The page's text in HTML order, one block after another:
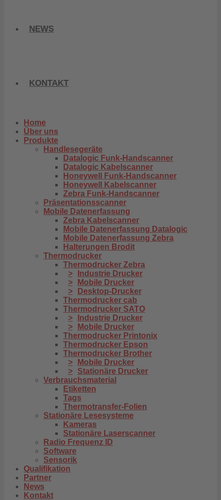
NEWS
KONTAKT
Home
Über uns
Produkte
Handlesegeräte
Datalogic Funk-Handscanner
Datalogic Kabelscanner
Honeywell Funk-Handscanner
Honeywell Kabelscanner
Zebra Funk-Handscanner
Präsentationsscanner
Mobile Datenerfassung
Zebra Kabelscanner
Mobile Datenerfassung Datalogic
Mobile Datenerfassung Zebra
Halterungen Brodit
Thermodrucker
Thermodrucker Zebra
Industrie Drucker
Mobile Drucker
Desktop-Drucker
Thermodrucker cab
Thermodrucker SATO
Industrie Drucker
Mobile Drucker
Thermodrucker Printonix
Thermodrucker Epson
Thermodrucker Brother
Mobile Drucker
Stationäre Drucker
Verbrauchsmaterial
Etiketten
Tags
Thermotransfer-Folien
Stationäre Lesesysteme
Kameras
Stationäre Laserscanner
Radio Frequenz ID
Software
Sensorik
Qualifikation
Partner
News
Kontakt